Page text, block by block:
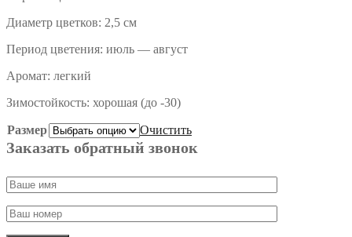
Диаметр цветков: 2,5 см
Период цветения: июль — август
Аромат: легкий
Зимостойкость: хорошая (до -30)
Размер Очистить
Заказать обратный звонок